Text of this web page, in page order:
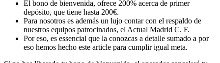
El bono de bienvenida, ofrece 200% acerca de primer
depósito, que tiene hasta 200€.
Para nosotros es además un lujo contar con el respaldo de
nuestros equipos patrocinados, el Actual Madrid C. F.
Por eso, es essencial que la conozcas a detalle sumado a por
eso hemos hecho este article para cumplir igual meta.